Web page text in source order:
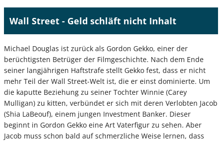
Wall Street - Geld schläft nicht Inhalt
Michael Douglas ist zurück als Gordon Gekko, einer der
berüchtigsten Betrüger der Filmgeschichte. Nach dem Ende
seiner langjährigen Haftstrafe stellt Gekko fest, dass er nicht
mehr Teil der Wall Street-Welt ist, die er einst dominierte. Um
die kaputte Beziehung zu seiner Tochter Winnie (Carey
Mulligan) zu kitten, verbündet er sich mit deren Verlobten Jacob
(Shia LaBeouf), einem jungen Investment Banker. Dieser
beginnt in Gordon Gekko eine Art Vaterfigur zu sehen. Aber
Jacob muss schon bald auf schmerzliche Weise lernen, dass